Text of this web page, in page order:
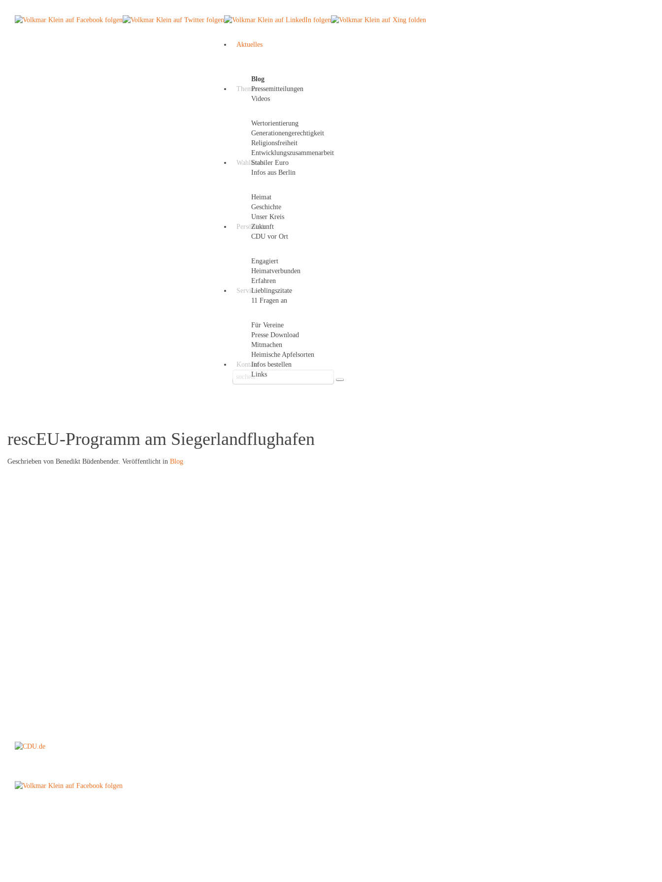
Aktuelles
Blog
Pressemitteilungen
Videos
Themen
Wertorientierung
Generationengerechtigkeit
Religionsfreiheit
Entwicklungszusammenarbeit
Stabiler Euro
Infos aus Berlin
Wahlkreis
Heimat
Geschichte
Unser Kreis
Zukunft
CDU vor Ort
Persönlich
Engagiert
Heimatverbunden
Erfahren
Lieblingszitate
11 Fragen an
Service
Für Vereine
Presse Download
Mitmachen
Heimische Apfelsorten
Infos bestellen
Links
Kontakt
rescEU-Programm am Siegerlandflughafen
Geschrieben von Benedikt Büdenbender. Veröffentlicht in Blog